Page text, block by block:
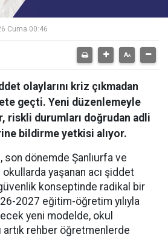
Cuma 00:46
olaylarını kriz çıkmadan
geçti. Yeni düzenlemeyle
riskli durumları doğrudan adli
bildirme yetkisi alıyor.
son dönemde Şanlıurfa ve
okullarda yaşanan acı şiddet
güvenlik konseptinde radikal bir
2027 eğitim-öğretim yılıyla
yeni modelde, okul
artık rehber öğretmenlerde